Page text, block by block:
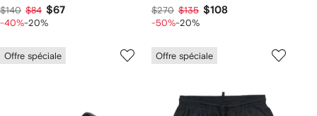
$140 $84 $67
-40%-20%
$270 $135 $108
-50%-20%
Offre spéciale Offre spéciale